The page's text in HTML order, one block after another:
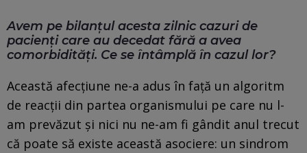
Avem pe bilanțul acesta zilnic cazuri de
pacienți care au decedat fără a avea
comorbidități. Ce se întâmplă în cazul lor?
Această afecțiune ne-a adus în față un algoritm
de reacții din partea organismului pe care nu l-
am prevăzut și nici nu ne-am fi gândit anul trecut
că poate să existe această asociere: un sindrom